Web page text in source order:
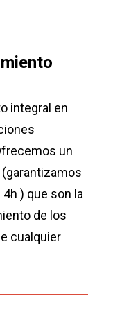
integral en
un
) que son la
de los
cualquier